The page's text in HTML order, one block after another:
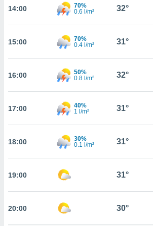
de que
el sitio
para
o
aunque
no
Puedes
acceder a
14:00
70%
0.6 l/m²
32°
15:00
70%
0.4 l/m²
31°
16:00
50%
0.8 l/m²
32°
17:00
40%
1 l/m²
31°
18:00
30%
0.1 l/m²
31°
19:00 31°
20:00 30°